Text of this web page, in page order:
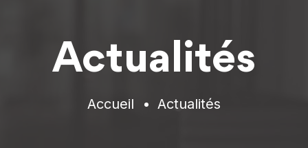
Actualités
Accueil Actualités